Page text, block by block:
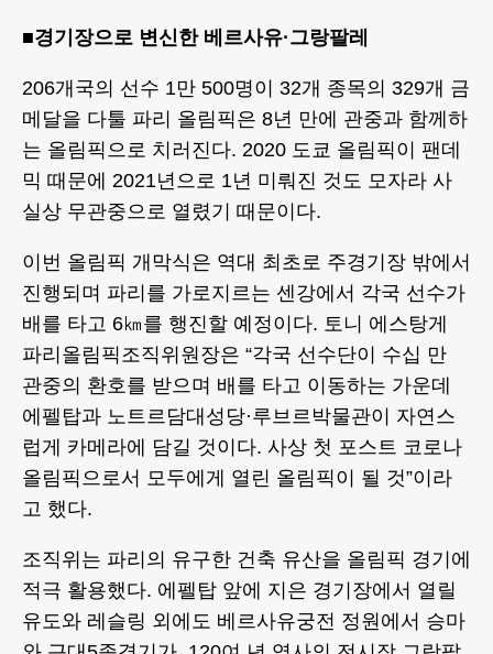
■경기장으로 변신한 베르사유·그랑팔레
206개국의 선수 1만 500명이 32개 종목의 329개 금
메달을 다툴 파리 올림픽은 8년 만에 관중과 함께하
는 올림픽으로 치러진다. 2020 도쿄 올림픽이 팬데
믹 때문에 2021년으로 1년 미뤄진 것도 모자라 사
실상 무관중으로 열렸기 때문이다.
이번 올림픽 개막식은 역대 최초로 주경기장 밖에서
진행되며 파리를 가로지르는 센강에서 각국 선수가
배를 타고 6㎞를 행진할 예정이다. 토니 에스탕게
파리올림픽조직위원장은 “각국 선수단이 수십 만
관중의 환호를 받으며 배를 타고 이동하는 가운데
에펠탑과 노트르담대성당·루브르박물관이 자연스
럽게 카메라에 담길 것이다. 사상 첫 포스트 코로나
올림픽으로서 모두에게 열린 올림픽이 될 것”이라
고 했다.
조직위는 파리의 유구한 건축 유산을 올림픽 경기에
적극 활용했다. 에펠탑 앞에 지은 경기장에서 열릴
유도와 레슬링 외에도 베르사유궁전 정원에서 승마